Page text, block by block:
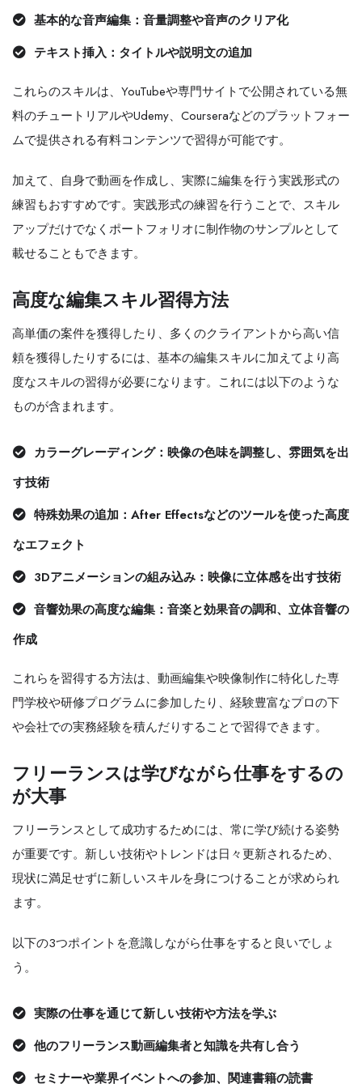
基本的な音声編集：音量調整や音声のクリア化
テキスト挿入：タイトルや説明文の追加
これらのスキルは、YouTubeや専門サイトで公開されている無
料のチュートリアルやUdemy、Courseraなどのプラットフォー
ムで提供される有料コンテンツで習得が可能です。
加えて、自身で動画を作成し、実際に編集を行う実践形式の
練習もおすすめです。実践形式の練習を行うことで、スキル
アップだけでなくポートフォリオに制作物のサンプルとして
載せることもできます。
高度な編集スキル習得方法
高単価の案件を獲得したり、多くのクライアントから高い信
頼を獲得したりするには、基本の編集スキルに加えてより高
度なスキルの習得が必要になります。これには以下のような
ものが含まれます。
カラーグレーディング：映像の色味を調整し、雰囲気を出
す技術
特殊効果の追加：After Effectsなどのツールを使った高度
なエフェクト
3Dアニメーションの組み込み：映像に立体感を出す技術
音響効果の高度な編集：音楽と効果音の調和、立体音響の
作成
これらを習得する方法は、動画編集や映像制作に特化した専
門学校や研修プログラムに参加したり、経験豊富なプロの下
や会社での実務経験を積んだりすることで習得できます。
フリーランスは学びながら仕事をするの
が大事
フリーランスとして成功するためには、常に学び続ける姿勢
が重要です。新しい技術やトレンドは日々更新されるため、
現状に満足せずに新しいスキルを身につけることが求められ
ます。
以下の3つポイントを意識しながら仕事をすると良いでしょ
う。
実際の仕事を通じて新しい技術や方法を学ぶ
他のフリーランス動画編集者と知識を共有し合う
セミナーや業界イベントへの参加、関連書籍の読書